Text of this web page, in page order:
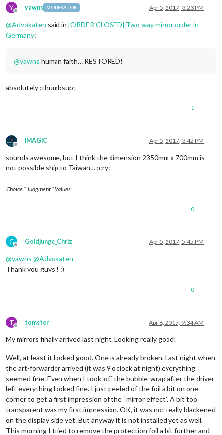
Y
Offline
yawns MODERATOR Apr 5, 2017, 3:23 PM
@Advokaten said in [ORDER CLOSED] Two way mirror order in
Germany:
@yawns human faith… RESTORED!
absolutely :thumbsup:
1
Offline
iMAGiC Apr 5, 2017, 3:42 PM
sounds awesome, but I think the dimension 2350mm x 700mm is
not possible ship to Taiwan… :cry:
Choice * Judgment * Values
0
G
Offline
Goldjunge_Chriz Apr 5, 2017, 5:45 PM
@yawns @Advokaten
Thank you guys ! :)
0
T
Offline
tomster Apr 6, 2017, 9:34 AM
My mirrors finally arrived last night. Looking really good!
Well, at least it looked good. One is already broken. Last night when
the art-forwarder arrived (it was 9 o’clock at night) everything
seemed fine. Even when I took-off the bubble-wrap after the driver
left everything looked fine. I just peeled of the foil a bit on one
corner to get a first impression of the “mirror effect”. A bit too
transparent was my first impression. OK, it was not really blackened
on the display side yet. But anyway it is not installed yet as well.
This morning I tried to remove the protection foil a bit further and